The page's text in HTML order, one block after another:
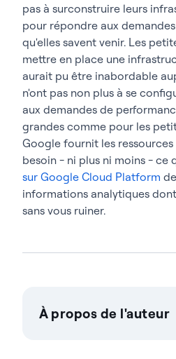
pas à surconstruire leurs
pour répondre aux
qu'elles savent venir. Les
mettre en place une
aurait pu être inabordable
n'ont pas non plus à se
aux demandes de
grandes comme pour les
Google fournit les
besoin - ni plus ni moins - ce
sur Google Cloud Platform
informations analytiques
sans vous ruiner.
À propos de l'auteur